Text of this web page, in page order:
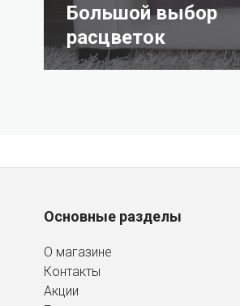
Большой выбор
расцветок
Основные разделы
О магазине
Контакты
Акции